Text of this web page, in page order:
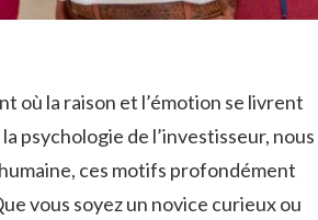
où​ la raison ​et⁢ l’émotion se livrent
psychologie de⁤ l’investisseur, nous
ces motifs profondément
vous soyez un‍ novice curieux ou